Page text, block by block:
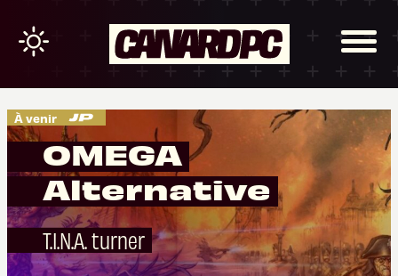
À venir
OMEGA
Alternative
T.I.N.A. turner